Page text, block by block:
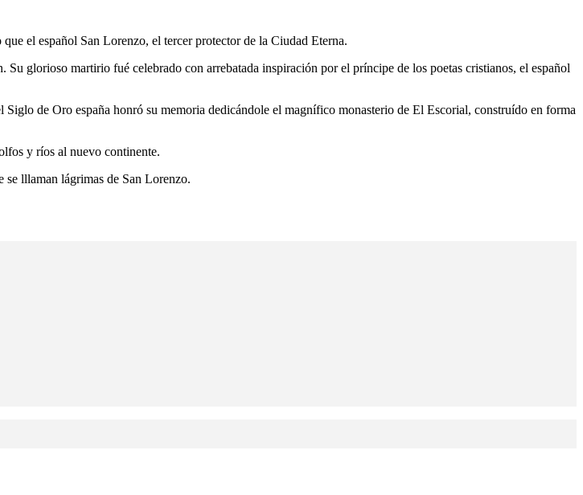
el español San Lorenzo, el tercer protector de la Ciudad Eterna.
glorioso martirio fué celebrado con arrebatada inspiración por el príncipe de los poetas cristianos, el español
de Oro españa honró su memoria dedicándole el magnífico monasterio de El Escorial, construído en forma
y ríos al nuevo continente.
se lllaman lágrimas de San Lorenzo.